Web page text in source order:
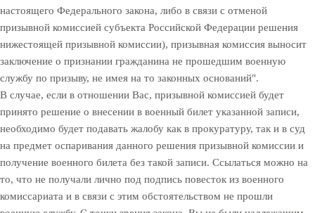
настоящего Федерального закона, либо в связи с отменой
призывной комиссией субъекта Российской Федерации решения
нижестоящей призывной комиссии), призывная комиссия выносит
заключение о признании гражданина не прошедшим военную
службу по призыву, не имея на то законных оснований".
В случае, если в отношении Вас, призывной комиссией будет
принято решение о внесении в военный билет указанной записи,
необходимо будет подавать жалобу как в прокуратуру, так и в суд
на предмет оспаривания данного решения призывной комиссии и
получение военного билета без такой записи. Ссылаться можно на
то, что не получали лично под подпись повесток из военного
комиссариата и в связи с этим обстоятельством не прошли